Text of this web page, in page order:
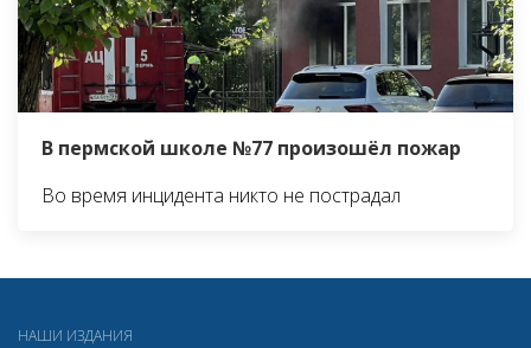
В пермской школе №77 произошёл пожар
Во время инцидента никто не пострадал
НАШИ ИЗДАНИЯ